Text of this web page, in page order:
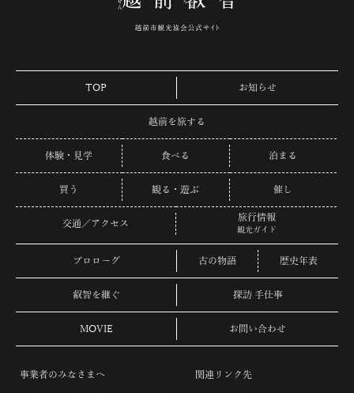
TOP お知らせ
越前を旅する
体験・見学 食べる 泊まる
買う 観る・遊ぶ 催し
交通／アクセス
旅行情報
観光ガイド
プロローグ 古の物語 歴史年表
叡智を継ぐ 探訪 手仕事
MOVIE お問い合わせ
事業者のみなさまへ 関連リンク先